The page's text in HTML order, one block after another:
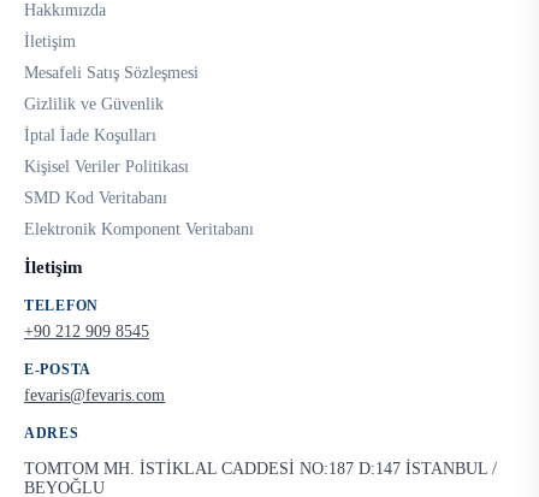
Hakkımızda
İletişim
Mesafeli Satış Sözleşmesi
Gizlilik ve Güvenlik
İptal İade Koşulları
Kişisel Veriler Politikası
SMD Kod Veritabanı
Elektronik Komponent Veritabanı
İletişim
TELEFON
+90 212 909 8545
E-POSTA
fevaris@fevaris.com
ADRES
TOMTOM MH. İSTİKLAL CADDESİ NO:187 D:147 İSTANBUL /
BEYOĞLU